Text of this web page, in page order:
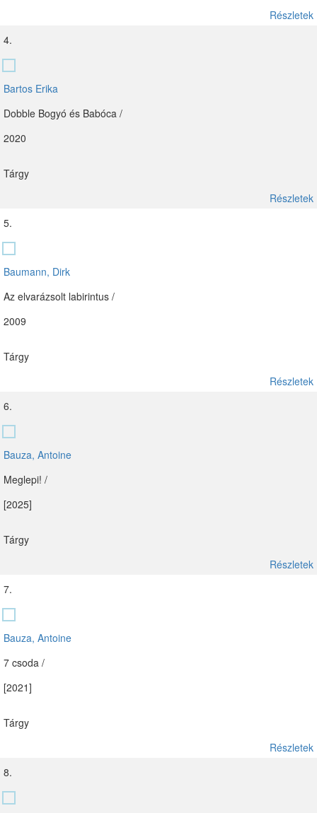
Részletek
4.
Bartos Erika
Dobble Bogyó és Babóca /
2020
Tárgy
Részletek
5.
Baumann, Dirk
Az elvarázsolt labirintus /
2009
Tárgy
Részletek
6.
Bauza, Antoine
Meglepi! /
[2025]
Tárgy
Részletek
7.
Bauza, Antoine
7 csoda /
[2021]
Tárgy
Részletek
8.